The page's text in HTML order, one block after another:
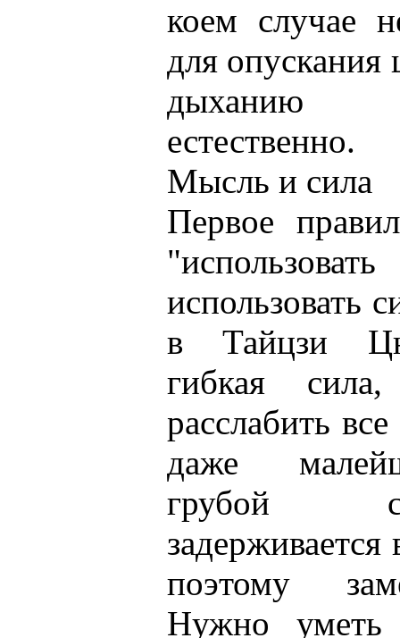
коем случае
для опускания
дыханию
естественно.
Мысль и сила
Первое
использовать
в Тайцзи
гибкая
расслабить
даже
грубой
поэтому
Нужно уметь